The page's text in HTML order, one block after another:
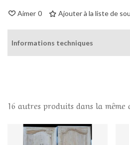
Aimer 0 Ajouter à la liste de
Informations techniques
16 autres produits dans la même